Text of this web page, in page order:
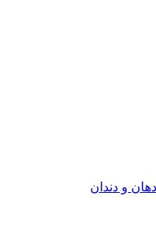
و دندان